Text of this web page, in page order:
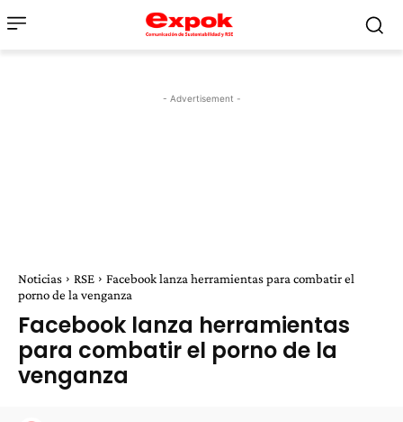
- Advertisement -
Noticias RSE
Facebook lanza herramientas para combatir el
porno de la venganza
Facebook lanza herramientas
para combatir el porno de la
venganza